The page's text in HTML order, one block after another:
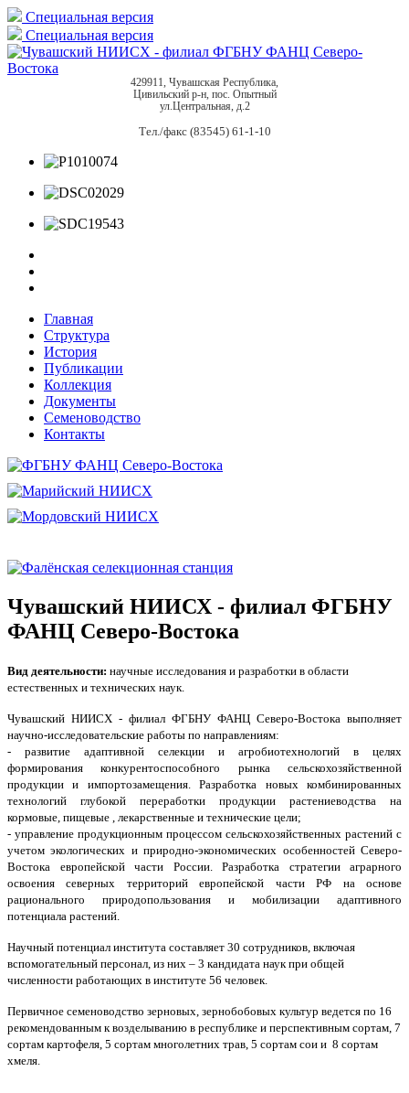
Специальная версия
Специальная версия
429911, Чувашская Республика,
Цивильский р-н, пос. Опытный
ул.Центральная, д.2
Тел./факс (83545) 61-1-10
Главная
Структура
История
Публикации
Коллекция
Документы
Семеноводство
Контакты
Чувашский НИИСХ - филиал ФГБНУ
ФАНЦ Северо-Востока
Вид деятельности: научные исследования и разработки в области
естественных и технических наук.
Чувашский НИИСХ - филиал ФГБНУ ФАНЦ Северо-Востока выполняет
научно-исследовательские работы по направлениям:
- развитие адаптивной селекции и агробиотехнологий в целях
формирования конкурентоспособного рынка сельскохозяйственной
продукции и импортозамещения. Разработка новых комбинированных
технологий глубокой переработки продукции растениеводства на
кормовые, пищевые , лекарственные и технические цели;
- управление продукционным процессом сельскохозяйственных растений с
учетом экологических и природно-экономических особенностей Северо-
Востока европейской части России. Разработка стратегии аграрного
освоения северных территорий европейской части РФ на основе
рационального природопользования и мобилизации адаптивного
потенциала растений.
Научный потенциал института составляет 30 сотрудников, включая
вспомогательный персонал, из них – 3 кандидата наук при общей
численности работающих в институте 56 человек.
Первичное семеноводство зерновых, зернобобовых культур ведется по 16
рекомендованным к возделыванию в республике и перспективным сортам, 7
сортам картофеля, 5 сортам многолетних трав, 5 сортам сои и 8 сортам
хмеля.